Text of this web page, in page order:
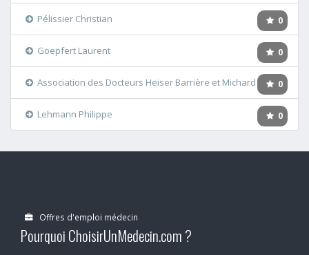
0
Pélissier Christian
0
Goepfert Laurent
0
Association des Docteurs Heiser Barrière et Michard
0
Lehmann Philippe
Offres d'emploi médecin
Pourquoi ChoisirUnMedecin.com ?